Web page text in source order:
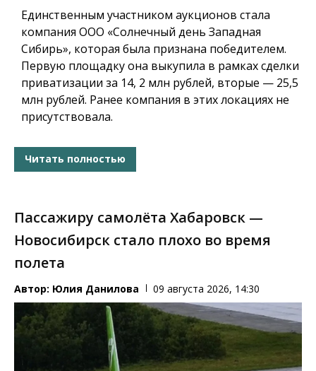
Единственным участником аукционов стала
компания ООО «Солнечный день Западная
Сибирь», которая была признана победителем.
Первую площадку она выкупила в рамках сделки
приватизации за 14, 2 млн рублей, вторые — 25,5
млн рублей. Ранее компания в этих локациях не
присутствовала.
Читать полностью
Пассажиру самолёта Хабаровск —
Новосибирск стало плохо во время
полета
Автор: Юлия Данилова 09 августа 2026, 14:30